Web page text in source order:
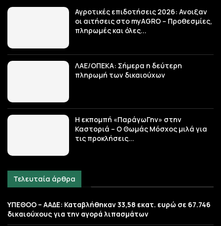
Αγροτικές επιδοτήσεις 2026: Ανοιξαν
οι αιτήσεις στο myAGRO – Προθεσμίες,
πληρωμές και όλες...
ΛΑΕ/ΟΠΕΚΑ: Σήμερα η δεύτερη
πληρωμή των δικαιούχων
Η εκπομπή «ΠαράγωΓην» στην
Καστοριά – Ο Θωμάς Μόσχος μιλά για
τις προκλήσεις...
Τελευταία άρθρα
ΥΠΕΘΟΟ – ΑΑΔΕ: Καταβλήθηκαν 33,58 εκατ. ευρώ σε 67.746
δικαιούχους για την αγορά λιπασμάτων